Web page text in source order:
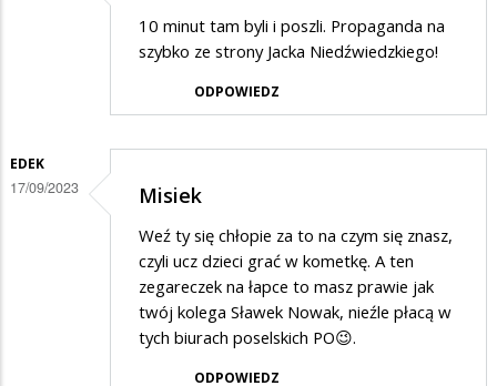
10 minut tam byli i poszli. Propaganda na
szybko ze strony Jacka Niedźwiedzkiego!
ODPOWIEDZ
EDEK
17/09/2023 Misiek
Weź ty się chłopie za to na czym się znasz,
czyli ucz dzieci grać w kometkę. A ten
zegareczek na łapce to masz prawie jak
twój kolega Sławek Nowak, nieźle płacą w
tych biurach poselskich PO😉.
ODPOWIEDZ